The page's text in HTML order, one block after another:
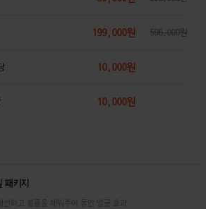
199,000원 596,000원
10,000원
10,000원
키지
하고 볼륨을 채워주어 동안 얼굴 효과